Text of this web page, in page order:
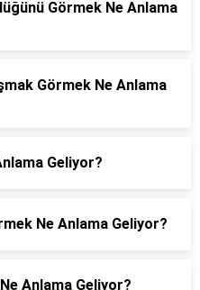
Görmek Ne Anlama
Görmek Ne Anlama
Geliyor?
Ne Anlama Geliyor?
Anlama Geliyor?